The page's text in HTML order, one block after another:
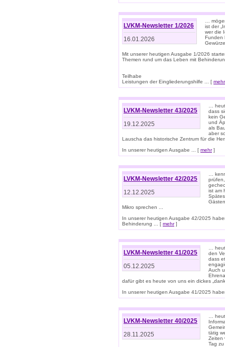
LVKM-Newsletter 1/2026
16.01.2026
…
ist der
wer die
Funden
Mit unserer heutigen Ausgabe 1/2026
Themen rund um das Leben mit
Teilhabe
Leistungen der Eingliederungshilfe ... [ mehr
LVKM-Newsletter 43/2025
19.12.2025
…
dass
kein
und
als
aber
Lauscha das historische Zentrum für die
In unserer heutigen Ausgabe ... [ mehr]
LVKM-Newsletter 42/2025
12.12.2025
…
ist am
Mikro sprechen ...
In unserer heutigen Ausgabe 42/2025
Behinderung ... [ mehr]
LVKM-Newsletter 41/2025
05.12.2025
…
den
dass
Auch
dafür gibt es heute von uns ein dickes
In unserer heutigen Ausgabe 41/2025
LVKM-Newsletter 40/2025
28.11.2025
…
tätig
Zeiten
Tag